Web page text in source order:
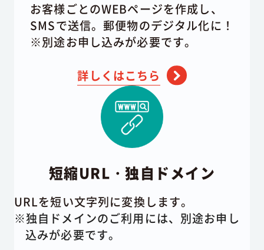
お客様ごとのWEBページを作成し、
SMSで送信。郵便物のデジタル化に！
※別途お申し込みが必要です。
詳しくはこちら
短縮URL・独自ドメイン
URLを短い文字列に変換します。
※独自ドメインのご利用には、別途お申し
込みが必要です。